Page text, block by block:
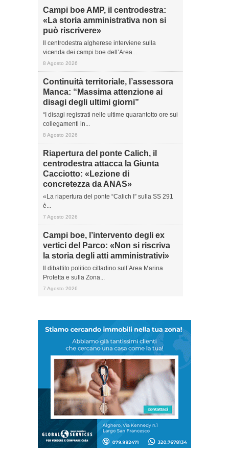
Campi boe AMP, il centrodestra:
«La storia amministrativa non si
può riscrivere»
Il centrodestra algherese interviene sulla
vicenda dei campi boe dell’Area...
8 Agosto 2026
Continuità territoriale, l’assessora
Manca: “Massima attenzione ai
disagi degli ultimi giorni”
“I disagi registrati nelle ultime quarantotto ore sui
collegamenti in...
8 Agosto 2026
Riapertura del ponte Calich, il
centrodestra attacca la Giunta
Cacciotto: «Lezione di
concretezza da ANAS»
«La riapertura del ponte “Calich I” sulla SS 291
è...
7 Agosto 2026
Campi boe, l’intervento degli ex
vertici del Parco: «Non si riscriva
la storia degli atti amministrativi»
Il dibattito politico cittadino sull’Area Marina
Protetta e sulla Zona...
7 Agosto 2026